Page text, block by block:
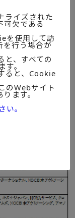
ライズされた
可欠である
を使用して訪
を行う場合が
と、すべての
。
ると、Cookie
のWebサイト
ります。
い。